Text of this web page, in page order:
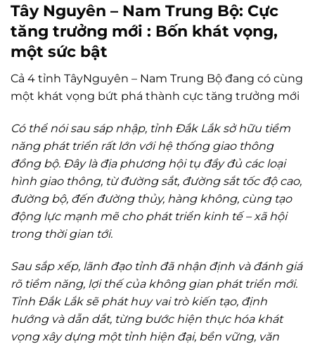
Tây Nguyên – Nam Trung Bộ: Cực
tăng trưởng mới : Bốn khát vọng,
một sức bật
Cả 4 tỉnh TâyNguyên – Nam Trung Bộ đang có cùng
một khát vọng bứt phá thành cực tăng trưởng mới
Có thể nói sau sáp nhập, tỉnh Đắk Lắk sở hữu tiềm
năng phát triển rất lớn với hệ thống giao thông
đồng bộ. Đây là địa phương hội tụ đầy đủ các loại
hình giao thông, từ đường sắt, đường sắt tốc độ cao,
đường bộ, đến đường thủy, hàng không, cùng tạo
động lực mạnh mẽ cho phát triển kinh tế – xã hội
trong thời gian tới.
Sau sắp xếp, lãnh đạo tỉnh đã nhận định và đánh giá
rõ tiềm năng, lợi thế của không gian phát triển mới.
Tỉnh Đắk Lắk sẽ phát huy vai trò kiến tạo, định
hướng và dẫn dắt, từng bước hiện thực hóa khát
vọng xây dựng một tỉnh hiện đại, bền vững, văn